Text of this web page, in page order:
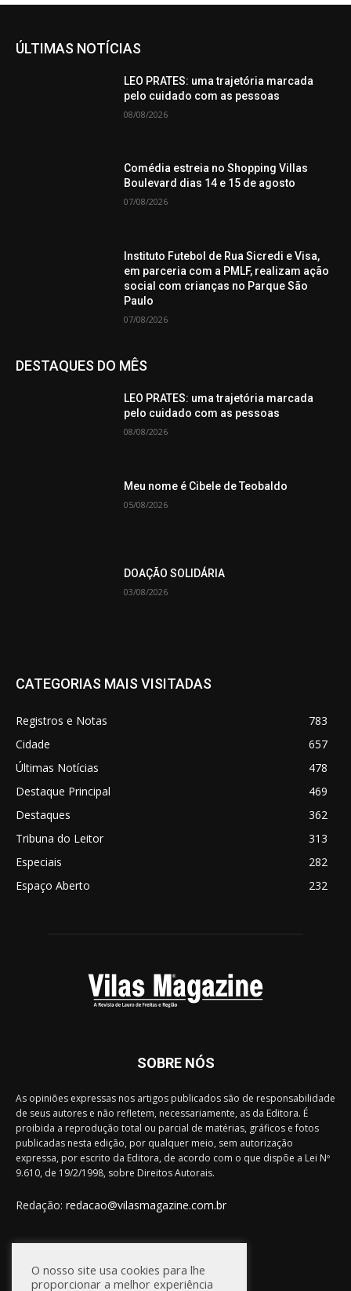
ÚLTIMAS NOTÍCIAS
LEO PRATES: uma trajetória marcada
pelo cuidado com as pessoas
08/08/2026
Comédia estreia no Shopping Villas
Boulevard dias 14 e 15 de agosto
07/08/2026
Instituto Futebol de Rua Sicredi e Visa,
em parceria com a PMLF, realizam ação
social com crianças no Parque São
Paulo
07/08/2026
DESTAQUES DO MÊS
LEO PRATES: uma trajetória marcada
pelo cuidado com as pessoas
08/08/2026
Meu nome é Cibele de Teobaldo
05/08/2026
DOAÇÃO SOLIDÁRIA
03/08/2026
CATEGORIAS MAIS VISITADAS
Registros e Notas
783
Cidade
657
Últimas Notícias
478
Destaque Principal
469
Destaques
362
Tribuna do Leitor
313
Especiais
282
Espaço Aberto
232
SOBRE NÓS
As opiniões expressas nos artigos publicados são de responsabilidade
de seus autores e não refletem, necessariamente, as da Editora. É
proibida a reprodução total ou parcial de matérias, gráficos e fotos
publicadas nesta edição, por qualquer meio, sem autorização
expressa, por escrito da Editora, de acordo com o que dispõe a Lei Nº
9.610, de 19/2/1998, sobre Direitos Autorais.
Redação: redacao@vilasmagazine.com.br
FIQUE CONECTADO
O nosso site usa cookies para lhe
proporcionar a melhor experiência